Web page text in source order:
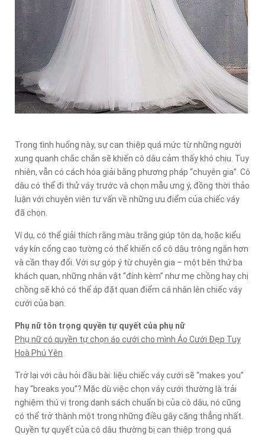
Trong tình huống này, sự can thiệp quá mức từ những người
xung quanh chắc chắn sẽ khiến cô dâu cảm thấy khó chịu. Tuy
nhiên, vẫn có cách hóa giải bằng phương pháp “chuyên gia”. Cô
dâu có thể đi thử váy trước và chọn mẫu ưng ý, đồng thời thảo
luận với chuyên viên tư vấn về những ưu điểm của chiếc váy
đã chọn.
Ví dụ, có thể giải thích rằng màu trắng giúp tôn da, hoặc kiểu
váy kín cổng cao tường có thể khiến cổ cô dâu trông ngắn hơn
và cần thay đổi. Với sự góp ý từ chuyên gia – một bên thứ ba
khách quan, những nhân vật “đính kèm” như mẹ chồng hay chị
chồng sẽ khó có thể áp đặt quan điểm cá nhân lên chiếc váy
cưới của bạn.
Phụ nữ tôn trọng quyền tự quyết của phụ nữ
Phụ nữ có quyền tự chọn áo cưới cho mình Áo Cưới Đẹp Tuy
Hoà Phú Yên
Trở lại với câu hỏi đầu bài: liệu chiếc váy cưới sẽ “makes you”
hay “breaks you”? Mặc dù việc chọn váy cưới thường là trải
nghiệm thú vị trong danh sách chuẩn bị của cô dâu, nó cũng
có thể trở thành một trong những điều gây căng thẳng nhất.
Quyền tự quyết của cô dâu thường bị can thiệp trong quá